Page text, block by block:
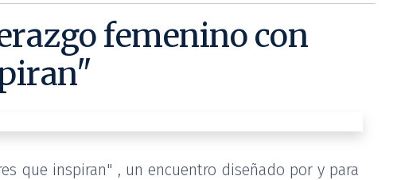
femenino con
que inspiran" , un encuentro diseñado por y para